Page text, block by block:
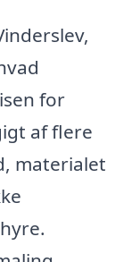
for
af flere
materialet